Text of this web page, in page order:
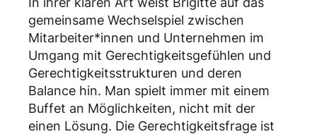
gemeinsame Wechselspiel zwischen
Mitarbeiter*innen und Unternehmen im
Umgang mit Gerechtigkeitsgefühlen und
Gerechtigkeitsstrukturen und deren
Balance hin. Man spielt immer mit einem
Buffet an Möglichkeiten, nicht mit der
einen Lösung. Die Gerechtigkeitsfrage ist